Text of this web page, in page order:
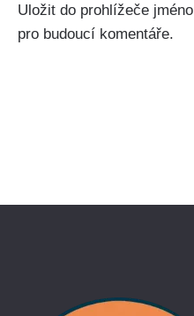
Uložit do prohlížeče
pro budoucí komentáře.